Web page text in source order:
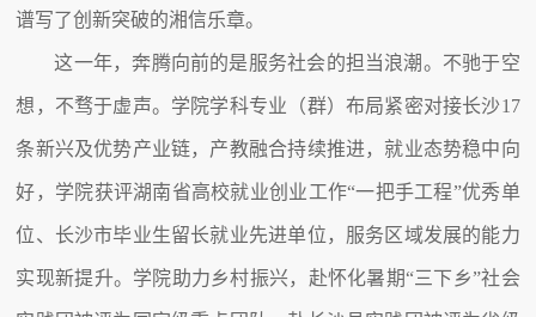
谱写了创新突破的湘信乐章。
这一年，奔腾向前的是服务社会的担当浪潮。不驰于空
想，不骛于虚声。学院学科专业（群）布局紧密对接长沙17
条新兴及优势产业链，产教融合持续推进，就业态势稳中向
好，学院获评湖南省高校就业创业工作“一把手工程”优秀单
位、长沙市毕业生留长就业先进单位，服务区域发展的能力
实现新提升。学院助力乡村振兴，赴怀化暑期“三下乡”社会